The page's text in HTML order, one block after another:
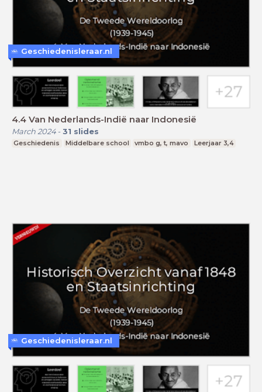
4.4 Van Nederlands-Indië naar Indonesië
March 2024- 31 slides
Geschiedenis Middelbare school vmbo g, t, mavo Leerjaar 3,4
Geschiedenisleraar.nl
Geschiedenisleraar.nl